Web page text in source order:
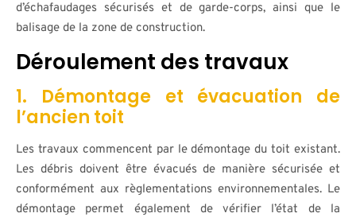
d’échafaudages sécurisés et de garde-corps, ainsi que le
balisage de la zone de construction.
Déroulement des travaux
1. Démontage et évacuation de
l’ancien toit
Les travaux commencent par le démontage du toit existant.
Les débris doivent être évacués de manière sécurisée et
conformément aux règlementations environnementales. Le
démontage permet également de vérifier l’état de la